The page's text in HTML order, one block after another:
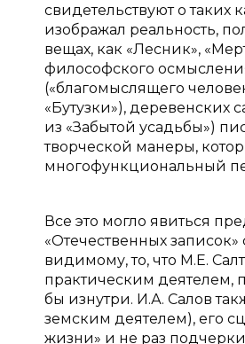
свидетельствуют о таких
изображал реальность,
вещах, как «Лесник»,
философского
(«благомыслящего
«Бутузки»), деревенских
из «Забытой усадьбы»)
творческой манеры,
многофункциональный
Все это могло явиться
«Отечественных
видимому, то, что М.Е.
практическим деятелем,
бы изнутри. И.А. Салов
земским деятелем), его
жизни» и не раз